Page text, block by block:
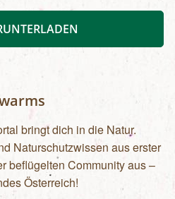
bringt dich in die Natur.
Naturschutzwissen aus erster
beflügelten Community aus –
Österreich!